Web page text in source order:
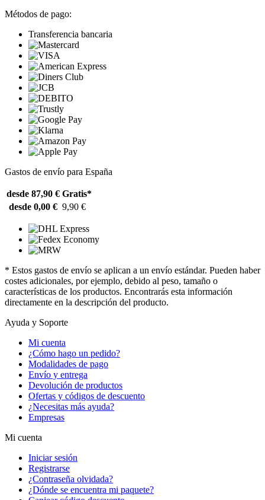
Métodos de pago:
Transferencia bancaria
Gastos de envío para España
desde 87,90 € Gratis*
desde 0,00 € 9,90 €
* Estos gastos de envío se aplican a un envío estándar. Pueden haber
costes adicionales, por ejemplo, debido al peso, tamaño o
características de los productos. Encontrarás esta información
directamente en la descripción del producto.
Ayuda y Soporte
Mi cuenta
¿Cómo hago un pedido?
Modalidades de pago
Envío y entrega
Devolución de productos
Ofertas y códigos de descuento
¿Necesitas más ayuda?
Empresas
Mi cuenta
Iniciar sesión
Registrarse
¿Contraseña olvidada?
¿Dónde se encuentra mi paquete?